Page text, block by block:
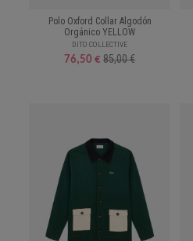
Polo Oxford Collar Algodón
Orgánico YELLOW
DITO COLLECTIVE
76,50 € 85,00 €